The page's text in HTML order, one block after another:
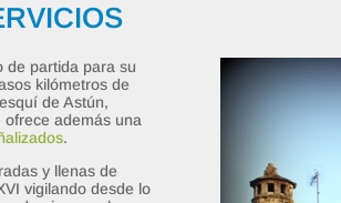
de partida para su
kilómetros de
de Astún,
además una
.
y llenas de
vigilando desde lo